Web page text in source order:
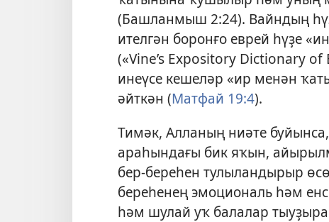
(Башланмыш 2:24). Вайндың
ителгән боронғо еврей һүҙе
(«Vine’s Expository Dictionary
инеүсе кешеләр «ир менән
әйткән (Матфай 19:4).
Тимәк, Алланың ниәте
араһындағы бик яҡын,
бер-береһен тулыландырыр
береһенең эмоциональ һәм
һәм шулай уҡ балалар